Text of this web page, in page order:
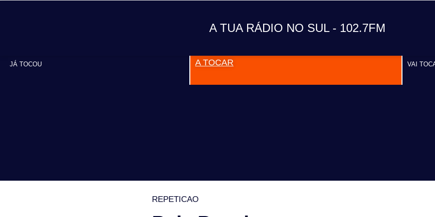
A TUA RÁDIO NO SUL - 102.7FM
A TUA RÁDIO NO SUL
JÁ TOCOU A TOCAR VAI
REPETICAO